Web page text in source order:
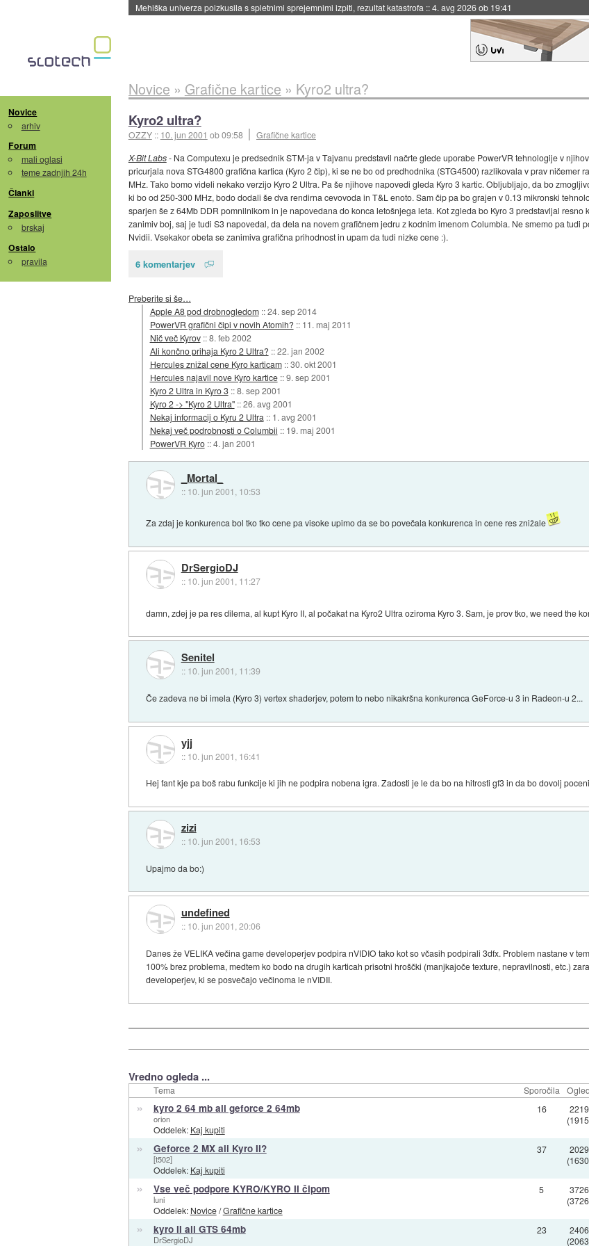
Mehiška univerza poizkusila s spletnimi sprejemnimi izpiti, rezultat katastrofa ::4. avg 2026 ob 19:41
Novice
arhiv
Forum
mali oglasi
teme zadnjih 24h
Članki
Zaposlitve
brskaj
Ostalo
pravila
Novice » Grafične kartice » Kyro2 ultra?
Kyro2 ultra?
OZZY :: 10. jun 2001 ob 09:58
Grafične kartice
X-Bit Labs- Na Computexu je predsednik STM-ja v Tajvanu predstavil načrte glede uporabe PowerVR tehnologije v
pricurjala nova STG4800 grafična kartica (Kyro 2 čip), ki se ne bo od predhodnika (STG4500) razlikovala v prav ničemer
MHz. Tako bomo videli nekako verzijo Kyro 2 Ultra. Pa še njihove napovedi gleda Kyro 3 kartic. Obljubljajo, da bo
ki bo od 250-300 MHz, bodo dodali še dva rendirna cevovoda in T&L enoto. Sam čip pa bo grajen v 0.13 mikronski
sparjen še z 64Mb DDR pomnilnikom in je napovedana do konca letošnjega leta. Kot zgleda bo Kyro 3 predstavljal
zanimiv boj, saj je tudi S3 napovedal, da dela na novem grafičnem jedru z kodnim imenom Columbia. Ne smemo pa tudi
Nvidii. Vsekakor obeta se zanimiva grafična prihodnost in upam da tudi nizke cene :).
6 komentarjev
Preberite si še…
Apple A8 pod drobnogledom ::24. sep 2014
PowerVR grafični čipi v novih Atomih? :: 11. maj 2011
Nič več Kyrov ::8. feb 2002
Ali končno prihaja Kyro 2 Ultra? ::22. jan 2002
Hercules znižal cene Kyro karticam ::30. okt 2001
Hercules najavil nove Kyro kartice ::9. sep 2001
Kyro 2 Ultra in Kyro 3 ::8. sep 2001
Kyro 2 -> "Kyro 2 Ultra" ::26. avg 2001
Nekaj informacij o Kyru 2 Ultra :: 1. avg 2001
Nekaj več podrobnosti o Columbii :: 19. maj 2001
PowerVR Kyro ::4. jan 2001
_Mortal_
:: 10. jun 2001, 10:53
Za zdaj je konkurenca bol tko tko cene pa visoke upimo da se bo povečala konkurenca in cene res znižale
DrSergioDJ
:: 10. jun 2001, 11:27
damn, zdej je pa res dilema, al kupt Kyro II, al počakat na Kyro2 Ultra oziroma Kyro 3. Sam, je prov tko, we need the
Senitel
:: 10. jun 2001, 11:39
Če zadeva ne bi imela (Kyro 3) vertex shaderjev, potem to nebo nikakršna konkurenca GeForce-u 3 in Radeon-u 2...
yjj
:: 10. jun 2001, 16:41
Hej fant kje pa boš rabu funkcije ki jih ne podpira nobena igra. Zadosti je le da bo na hitrosti gf3 in da bo dovolj poceni
zizi
:: 10. jun 2001, 16:53
Upajmo da bo:)
undefined
:: 10. jun 2001, 20:06
Danes že VELIKA večina game developerjev podpira nVIDIO tako kot so včasih podpirali 3dfx. Problem nastane v
100% brez problema, medtem ko bodo na drugih karticah prisotni hroščki (manjkajoče texture, nepravilnosti, etc.)
developerjev, ki se posvečajo večinoma le nVIDII.
Vredno ogleda ...
Tema Sporočila
» kyro 2 64 mb ali geforce 2 64mb
orion
Oddelek: Kaj kupiti
16
2219
» Geforce 2 MX ali Kyro II?
[t502]
Oddelek: Kaj kupiti
37
2029
» Vse več podpore KYRO/KYRO II čipom
luni
Oddelek: Novice/Grafične kartice
5
3726
» kyro II ali GTS 64mb
DrSergioDJ
23
2406